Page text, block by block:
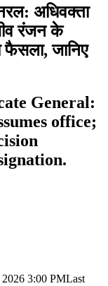
अधिवक्ता
रंजन के
फैसला, जानिए
General:
office;
3:00 PMLast